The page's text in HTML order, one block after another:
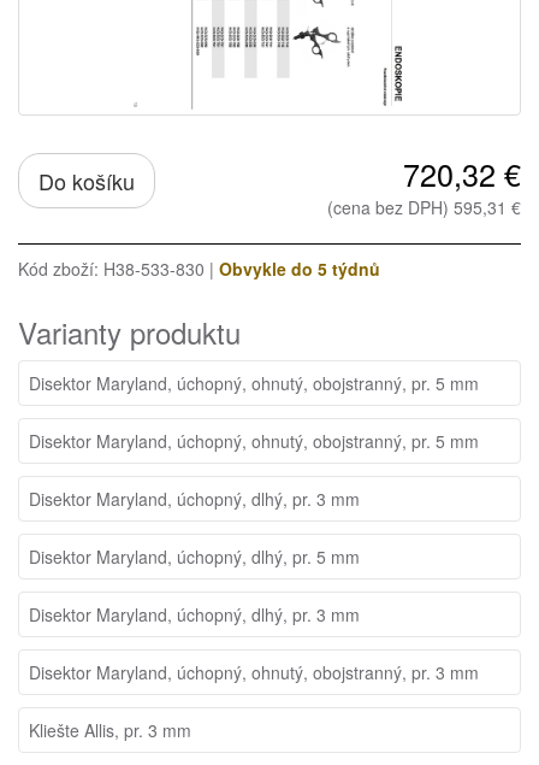
Do košíku 720,32 €
(cena bez DPH) 595,31 €
Kód zboží: H38-533-830 | Obvykle do 5 týdnů
Varianty produktu
Disektor Maryland, úchopný, ohnutý, obojstranný, pr. 5 mm
Disektor Maryland, úchopný, ohnutý, obojstranný, pr. 5 mm
Disektor Maryland, úchopný, dlhý, pr. 3 mm
Disektor Maryland, úchopný, dlhý, pr. 5 mm
Disektor Maryland, úchopný, dlhý, pr. 3 mm
Disektor Maryland, úchopný, ohnutý, obojstranný, pr. 3 mm
Kliešte Allis, pr. 3 mm